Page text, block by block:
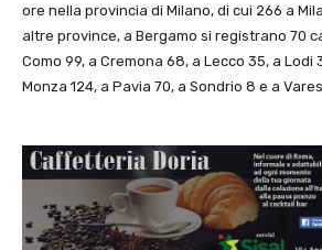
ore nella provincia di Milano, di cui 266 a
altre province, a Bergamo si registrano 70
Como 99, a Cremona 68, a Lecco 35, a Lodi
Monza 124, a Pavia 70, a Sondrio 8 e a